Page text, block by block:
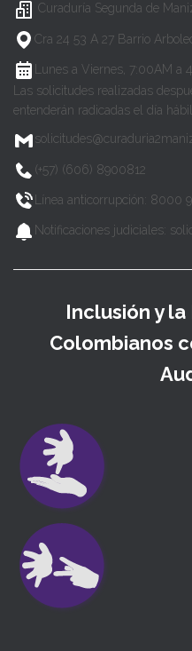
Curaduría Segunda de
Cra 24 53 A 27 Barrio
Lunes a Viernes, 7:00AM a
Las solicitudes realizadas
entenderán radicadas el día
(+57) (606) 8900812
Línea anticorrupción: 8000
Notificaciones judiciales:
Inclusión y
Colombianos